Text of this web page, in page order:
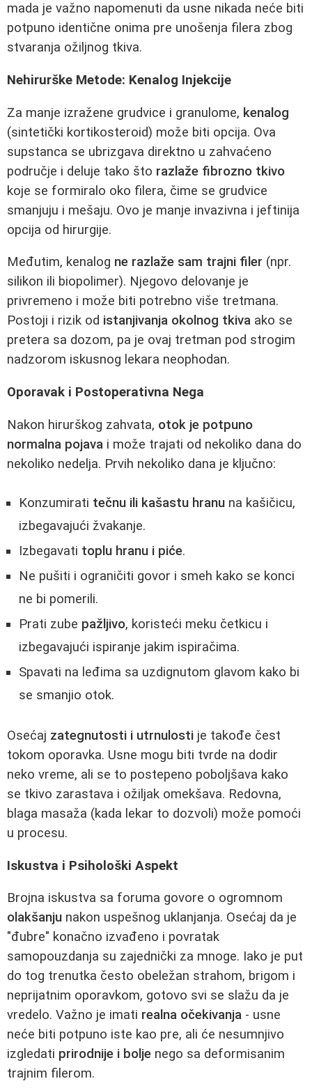
mada je važno napomenuti da usne nikada neće biti
potpuno identične onima pre unošenja filera zbog
stvaranja ožiljnog tkiva.
Nehirurške Metode: Kenalog Injekcije
Za manje izražene grudvice i granulome, kenalog
(sintetički kortikosteroid) može biti opcija. Ova
supstanca se ubrizgava direktno u zahvaćeno
područje i deluje tako što razlaže fibrozno tkivo
koje se formiralo oko filera, čime se grudvice
smanjuju i mešaju. Ovo je manje invazivna i jeftinija
opcija od hirurgije.
Međutim, kenalog ne razlaže sam trajni filer (npr.
silikon ili biopolimer). Njegovo delovanje je
privremeno i može biti potrebno više tretmana.
Postoji i rizik od istanjivanja okolnog tkiva ako se
pretera sa dozom, pa je ovaj tretman pod strogim
nadzorom iskusnog lekara neophodan.
Oporavak i Postoperativna Nega
Nakon hirurškog zahvata, otok je potpuno
normalna pojava i može trajati od nekoliko dana do
nekoliko nedelja. Prvih nekoliko dana je ključno:
Konzumirati tečnu ili kašastu hranu na kašičicu,
izbegavajući žvakanje.
Izbegavati toplu hranu i piće.
Ne pušiti i ograničiti govor i smeh kako se konci
ne bi pomerili.
Prati zube pažljivo, koristeći meku četkicu i
izbegavajući ispiranje jakim ispiračima.
Spavati na leđima sa uzdignutom glavom kako bi
se smanjio otok.
Osećaj zategnutosti i utrnulosti je takođe čest
tokom oporavka. Usne mogu biti tvrde na dodir
neko vreme, ali se to postepeno poboljšava kako
se tkivo zarastava i ožiljak omekšava. Redovna,
blaga masaža (kada lekar to dozvoli) može pomoći
u procesu.
Iskustva i Psihološki Aspekt
Brojna iskustva sa foruma govore o ogromnom
olakšanju nakon uspešnog uklanjanja. Osećaj da je
"đubre" konačno izvađeno i povratak
samopouzdanja su zajednički za mnoge. Iako je put
do tog trenutka često obeležan strahom, brigom i
neprijatnim oporavkom, gotovo svi se slažu da je
vredelo. Važno je imati realna očekivanja - usne
neće biti potpuno iste kao pre, ali će nesumnjivo
izgledati prirodnije i bolje nego sa deformisanim
trajnim filerom.